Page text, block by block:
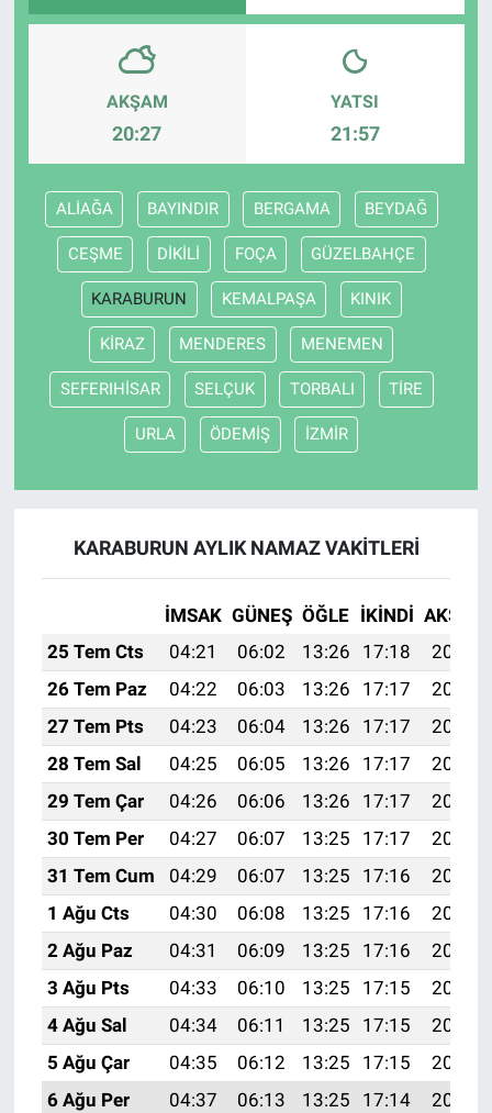
AKŞAM
20:27
YATSI
21:57
ALİAĞA BAYINDIR BERGAMA BEYDAĞ
CEŞME DİKİLİ FOÇA GÜZELBAHÇE
KARABURUN KEMALPAŞA KINIK
KİRAZ MENDERES MENEMEN
SEFERIHİSAR SELÇUK TORBALI TİRE
URLA ÖDEMİŞ İZMİR
KARABURUN AYLIK NAMAZ VAKITLERI
İMSAK GÜNEŞ ÖĞLE İKINDI AKŞAM
25 Tem Cts
04:21 06:02 13:26 17:18
20:39
26 Tem Paz
04:22 06:03 13:26 17:17
20:38
27 Tem Pts
04:23 06:04 13:26 17:17
20:37
28 Tem Sal
04:25 06:05 13:26 17:17
20:36
29 Tem Çar
04:26 06:06 13:26 17:17
20:35
30 Tem Per
04:27 06:07 13:25 17:17
20:34
31 Tem Cum
04:29 06:07 13:25 17:16
20:33
1 Ağu Cts
04:30 06:08 13:25 17:16
20:32
2 Ağu Paz
04:31 06:09 13:25 17:16
20:31
3 Ağu Pts
04:33 06:10 13:25 17:15
20:30
4 Ağu Sal
04:34 06:11 13:25 17:15
20:29
5 Ağu Çar
04:35 06:12 13:25 17:15
20:28
6 Ağu Per
04:37 06:13 13:25 17:14
20:27
İletişim/Künye
Yaşam
Gözden Kaçmasın
İletişim (Künye)